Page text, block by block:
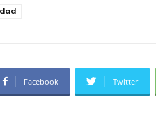
Facebook Twitter